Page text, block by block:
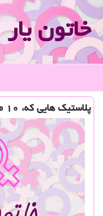
خاتون یار
پلاستیك هایی كه، ۱۰ میلیون سال باقی می مانند